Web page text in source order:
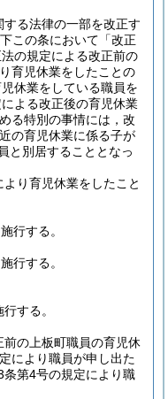
る法律の一部を改正す
この条において「改正
の規定による改正前の
育児休業をしたことの
休業をしている職員を
よる改正後の育児休業
る特別の事情には，改
の育児休業に係る子が
と別居することとなっ
り育児休業をしたこと
行する。
行する。
する。
の上板町職員の育児休
により職員が申し出た
第4号の規定により職